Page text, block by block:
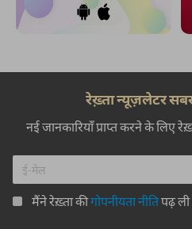
रेख़्ता न्यूज़लेटर
नई जानकारियाँ प्राप्त करने के लिए
मैंने रेख़्ता कीगोपनीयता नीतिपढ़